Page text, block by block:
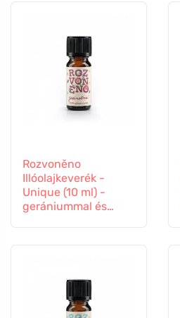
Rozvoněno
Illóolajkeverék -
Unique (10 ml) -
gerániummal és